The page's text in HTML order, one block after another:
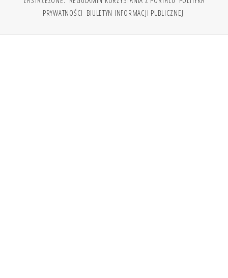
PRYWATNOŚCI BIULETYN INFORMACJI PUBLICZNEJ